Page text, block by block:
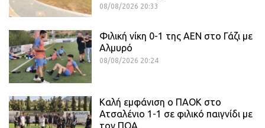
08/08/2026 20:33
Φιλική νίκη 0-1 της ΑΕΝ στο Γάζι με
Αλμυρό
08/08/2026 20:24
Καλή εμφάνιση ο ΠΑΟΚ στο
Ατσαλένιο 1-1 σε φιλικό παιγνίδι με
τον ΠΟΑ